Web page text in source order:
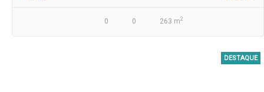
0 0 263 m2
DESTAQUE